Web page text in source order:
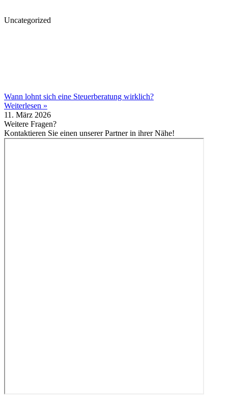
Uncategorized
Wann lohnt sich eine Steuerberatung wirklich?
Weiterlesen »
11. März 2026
Weitere Fragen?
Kontaktieren Sie einen unserer Partner in ihrer Nähe!